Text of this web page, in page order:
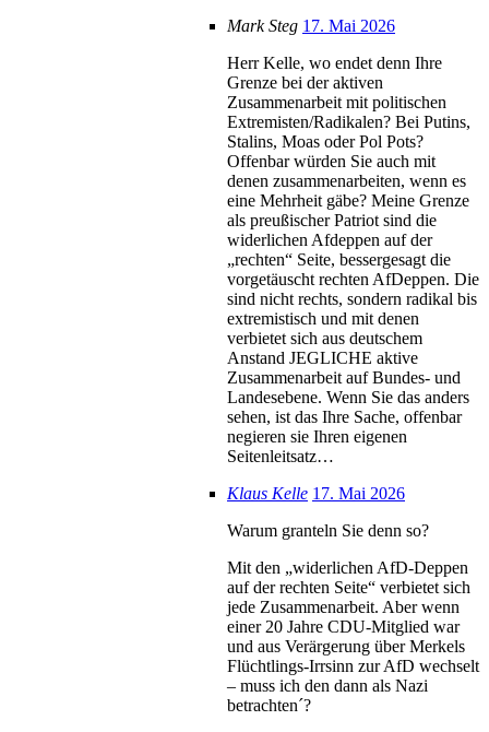
Mark Steg 17. Mai 2026
Herr Kelle, wo endet denn Ihre
Grenze bei der aktiven
Zusammenarbeit mit politischen
Extremisten/Radikalen? Bei Putins,
Stalins, Moas oder Pol Pots?
Offenbar würden Sie auch mit
denen zusammenarbeiten, wenn es
eine Mehrheit gäbe? Meine Grenze
als preußischer Patriot sind die
widerlichen Afdeppen auf der
„rechten“ Seite, bessergesagt die
vorgetäuscht rechten AfDeppen. Die
sind nicht rechts, sondern radikal bis
extremistisch und mit denen
verbietet sich aus deutschem
Anstand JEGLICHE aktive
Zusammenarbeit auf Bundes- und
Landesebene. Wenn Sie das anders
sehen, ist das Ihre Sache, offenbar
negieren sie Ihren eigenen
Seitenleitsatz…
Klaus Kelle 17. Mai 2026
Warum granteln Sie denn so?
Mit den „widerlichen AfD-Deppen
auf der rechten Seite“ verbietet sich
jede Zusammenarbeit. Aber wenn
einer 20 Jahre CDU-Mitglied war
und aus Verärgerung über Merkels
Flüchtlings-Irrsinn zur AfD wechselt
– muss ich den dann als Nazi
betrachten´?